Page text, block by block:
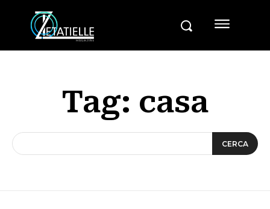
Tag: casa
CERCA